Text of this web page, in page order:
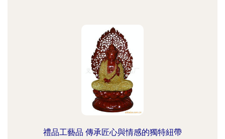
禮品工藝品 傳承匠心與情感的獨特紐帶